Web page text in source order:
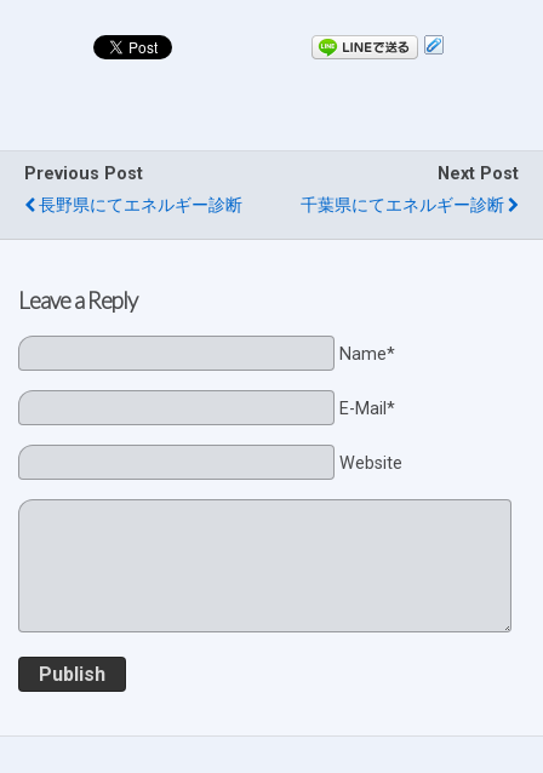
Previous Post
長野県にてエネルギー診断
Next Post
千葉県にてエネルギー診断
Leave a Reply
Name*
E-Mail*
Website
Publish